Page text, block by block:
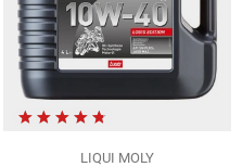
LIQUI MOLY